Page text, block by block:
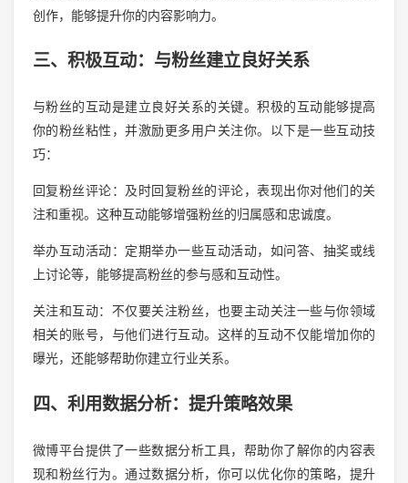
创作，能够提升你的内容影响力。
三、积极互动：与粉丝建立良好关系
与粉丝的互动是建立良好关系的关键。积极的互动能够提高
你的粉丝粘性，并激励更多用户关注你。以下是一些互动技
巧：
回复粉丝评论：及时回复粉丝的评论，表现出你对他们的关
注和重视。这种互动能够增强粉丝的归属感和忠诚度。
举办互动活动：定期举办一些互动活动，如问答、抽奖或线
上讨论等，能够提高粉丝的参与感和互动性。
关注和互动：不仅要关注粉丝，也要主动关注一些与你领域
相关的账号，与他们进行互动。这样的互动不仅能增加你的
曝光，还能够帮助你建立行业关系。
四、利用数据分析：提升策略效果
微博平台提供了一些数据分析工具，帮助你了解你的内容表
现和粉丝行为。通过数据分析，你可以优化你的策略，提升